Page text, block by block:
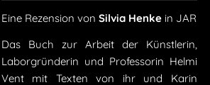
Eine Rezension von Silvia Henkein JAR
Das Buch zur Arbeit der Künstlerin,
Laborgründerin und Professorin Helmi
Vent mit Texten von ihr und Karin